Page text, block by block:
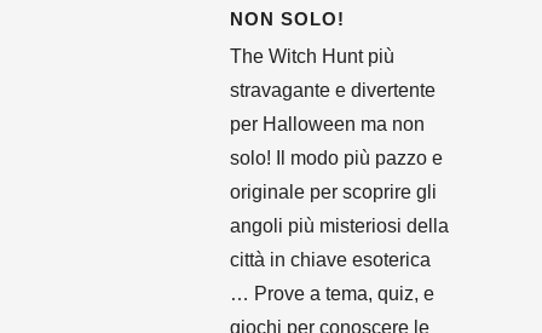
NON SOLO!
The Witch Hunt più
stravagante e divertente
per Halloween ma non
solo! Il modo più pazzo e
originale per scoprire gli
angoli più misteriosi della
città in chiave esoterica
… Prove a tema, quiz, e
giochi per conoscere le